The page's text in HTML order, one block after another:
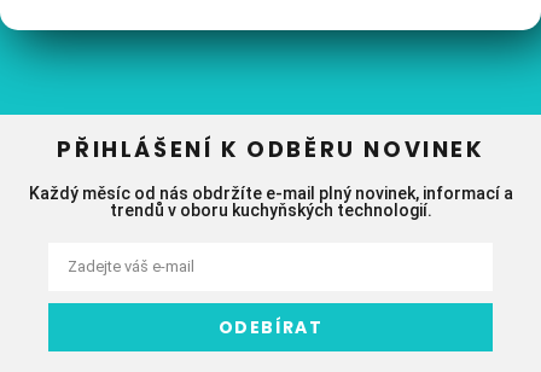
PŘIHLÁŠENÍ K ODBĚRU NOVINEK
Každý měsíc od nás obdržíte e-mail plný novinek, informací a
trendů v oboru kuchyňských technologií.
ODEBÍRAT